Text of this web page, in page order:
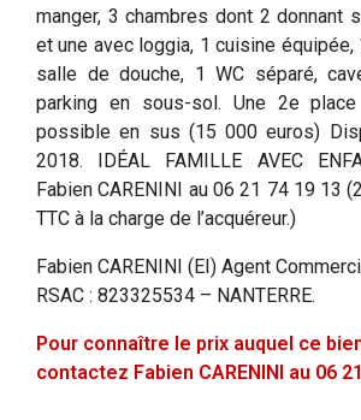
manger, 3 chambres dont 2 donnant
et une avec loggia, 1 cuisine équipée,
salle de douche, 1 WC séparé,
parking en sous-sol. Une 2e
possible en sus (15 000 euros)
2018. IDÉAL FAMILLE AVEC
Fabien CARENINI au 06 21 74 19 13
TTC à la charge de l’acquéreur.)
Fabien CARENINI (EI) Agent
RSAC : 823325534 – NANTERRE.
Pour connaître le prix auquel ce
contactez Fabien CARENINI au 06